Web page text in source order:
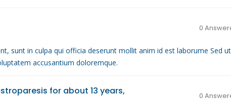
0
sunt in culpa qui officia deserunt mollit anim id est laborume Sed ut
accusantium doloremque.
for about 13 years,
0